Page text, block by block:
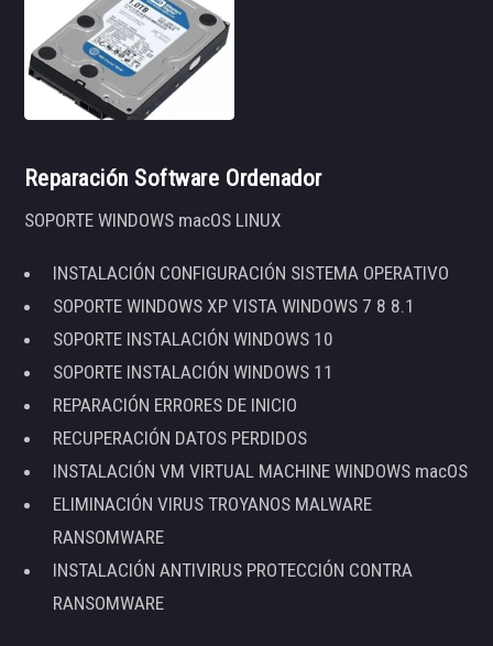
Reparación Software Ordenador
SOPORTE WINDOWS macOS LINUX
INSTALACIÓN CONFIGURACIÓN SISTEMA OPERATIVO
SOPORTE WINDOWS XP VISTA WINDOWS 7 8 8.1
SOPORTE INSTALACIÓN WINDOWS 10
SOPORTE INSTALACIÓN WINDOWS 11
REPARACIÓN ERRORES DE INICIO
RECUPERACIÓN DATOS PERDIDOS
INSTALACIÓN VM VIRTUAL MACHINE WINDOWS macOS
ELIMINACIÓN VIRUS TROYANOS MALWARE
RANSOMWARE
INSTALACIÓN ANTIVIRUS PROTECCIÓN CONTRA
RANSOMWARE